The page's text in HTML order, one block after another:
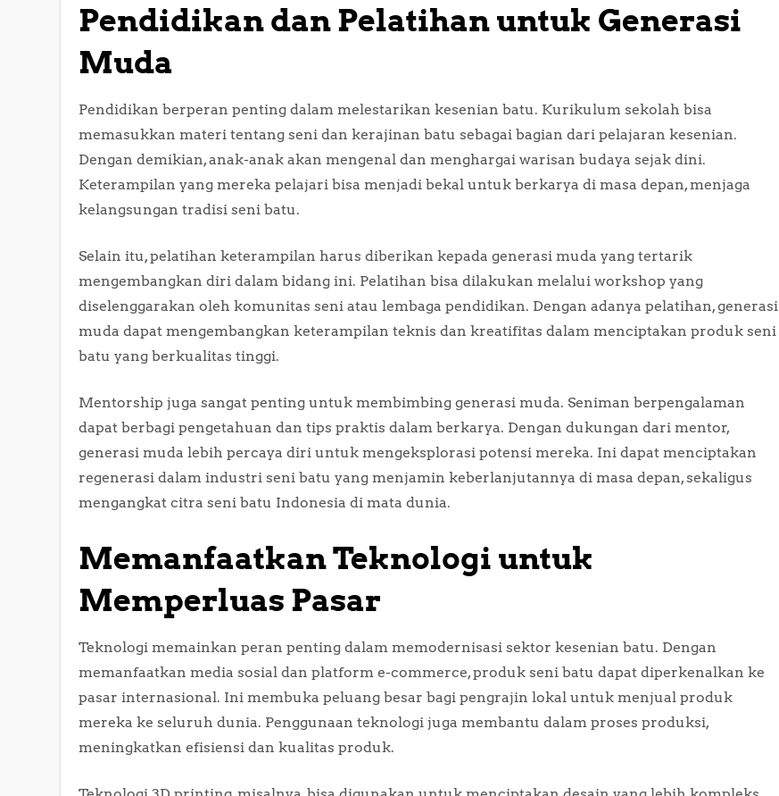
Pendidikan dan Pelatihan untuk Generasi
Muda
Pendidikan berperan penting dalam melestarikan kesenian batu. Kurikulum sekolah bisa
memasukkan materi tentang seni dan kerajinan batu sebagai bagian dari pelajaran kesenian.
Dengan demikian, anak-anak akan mengenal dan menghargai warisan budaya sejak dini.
Keterampilan yang mereka pelajari bisa menjadi bekal untuk berkarya di masa depan, menjaga
kelangsungan tradisi seni batu.
Selain itu, pelatihan keterampilan harus diberikan kepada generasi muda yang tertarik
mengembangkan diri dalam bidang ini. Pelatihan bisa dilakukan melalui workshop yang
diselenggarakan oleh komunitas seni atau lembaga pendidikan. Dengan adanya pelatihan, generasi
muda dapat mengembangkan keterampilan teknis dan kreatifitas dalam menciptakan produk seni
batu yang berkualitas tinggi.
Mentorship juga sangat penting untuk membimbing generasi muda. Seniman berpengalaman
dapat berbagi pengetahuan dan tips praktis dalam berkarya. Dengan dukungan dari mentor,
generasi muda lebih percaya diri untuk mengeksplorasi potensi mereka. Ini dapat menciptakan
regenerasi dalam industri seni batu yang menjamin keberlanjutannya di masa depan, sekaligus
mengangkat citra seni batu Indonesia di mata dunia.
Memanfaatkan Teknologi untuk
Memperluas Pasar
Teknologi memainkan peran penting dalam memodernisasi sektor kesenian batu. Dengan
memanfaatkan media sosial dan platform e-commerce, produk seni batu dapat diperkenalkan ke
pasar internasional. Ini membuka peluang besar bagi pengrajin lokal untuk menjual produk
mereka ke seluruh dunia. Penggunaan teknologi juga membantu dalam proses produksi,
meningkatkan efisiensi dan kualitas produk.